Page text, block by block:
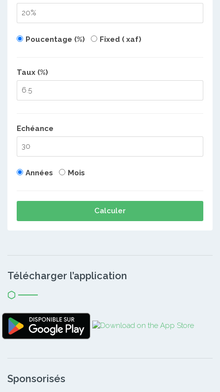
Poucentage (%) Fixed ( xaf)
Taux (%)
Echéance
Années Mois
Calculer
Télécharger l’application
Sponsorisés